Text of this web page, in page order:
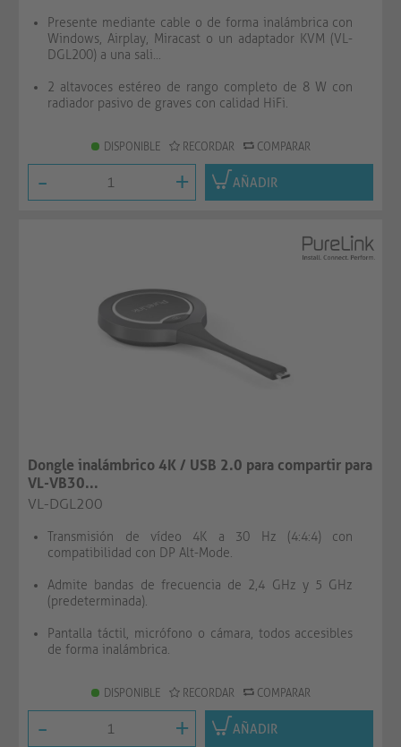
Presente mediante cable o de forma inalámbrica con
Windows, Airplay, Miracast o un adaptador KVM (VL-
DGL200) a una sali...
2 altavoces estéreo de rango completo de 8 W con
radiador pasivo de graves con calidad HiFi.
DISPONIBLE RECORDAR COMPARAR
- + AÑADIR
Dongle inalámbrico 4K / USB 2.0 para compartir para
VL-VB30...
VL-DGL200
Transmisión de vídeo 4K a 30 Hz (4:4:4) con
compatibilidad con DP Alt-Mode.
Admite bandas de frecuencia de 2,4 GHz y 5 GHz
(predeterminada).
Pantalla táctil, micrófono o cámara, todos accesibles
de forma inalámbrica.
DISPONIBLE RECORDAR COMPARAR
- + AÑADIR